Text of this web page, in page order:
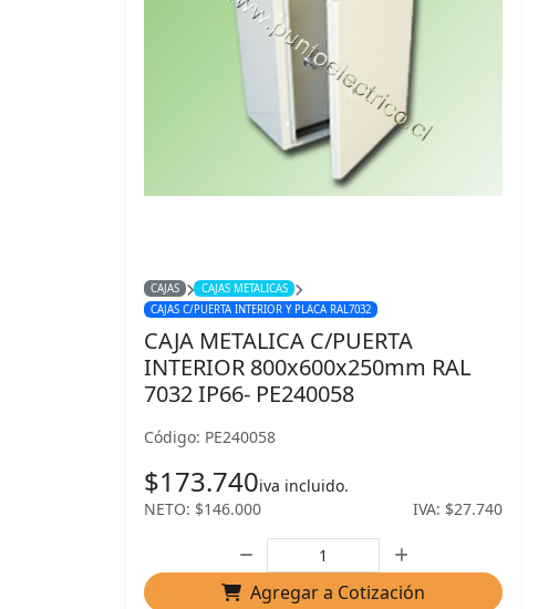
CAJAS
CAJAS METALICAS
CAJAS C/PUERTA INTERIOR Y PLACA RAL7032
CAJA METALICA C/PUERTA
INTERIOR 800x600x250mm RAL
7032 IP66- PE240058
Código: PE240058
$173.740iva incluido.
NETO: $146.000
IVA: $27.740
Agregar a Cotización